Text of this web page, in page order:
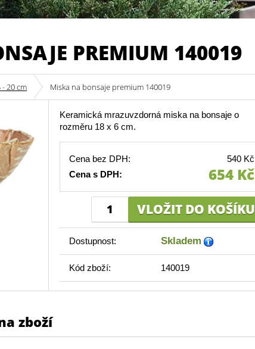
PREMIUM 140019
- 20 cm Miska na bonsaje premium 140019
Keramická mrazuvzdorná miska na bonsaje o
rozměru 18 x 6 cm.
Cena bez DPH:
540 Kč
Cena s DPH:
654 Kč
Dostupnost: Skladem
Kód zboží: 140019
zboží